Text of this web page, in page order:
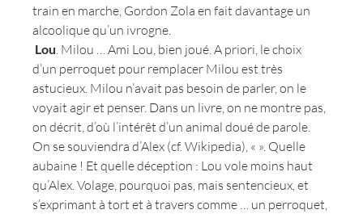
train en marche, Gordon Zola en fait davantage un
alcoolique qu’un ivrogne.
Lou . Milou … Ami Lou, bien joué. A priori, le choix
d’un perroquet pour remplacer Milou est très
astucieux. Milou n’avait pas besoin de parler, on le
voyait agir et penser. Dans un livre, on ne montre pas,
on décrit, d’où l’intérêt d’un animal doué de parole.
On se souviendra d’Alex (cf. Wikipedia), « ». Quelle
aubaine ! Et quelle déception : Lou vole moins haut
qu’Alex. Volage, pourquoi pas, mais sentencieux, et
s’exprimant à tort et à travers comme … un perroquet,